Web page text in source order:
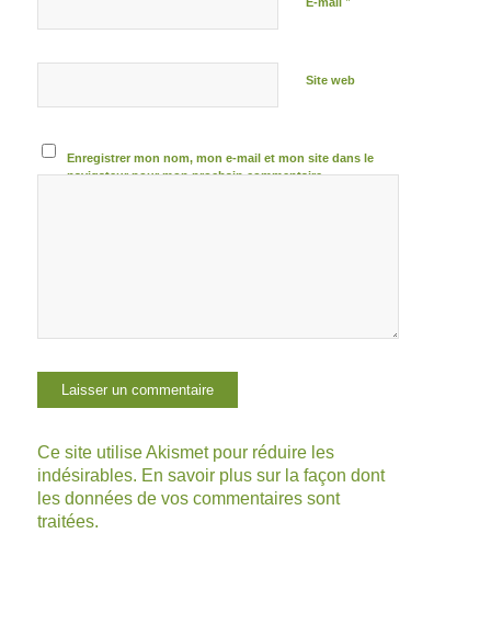
Site web
Enregistrer mon nom, mon e-mail et mon site dans le
navigateur pour mon prochain commentaire.
Ce site utilise Akismet pour réduire les
indésirables. En savoir plus sur la façon dont
les données de vos commentaires sont
traitées.